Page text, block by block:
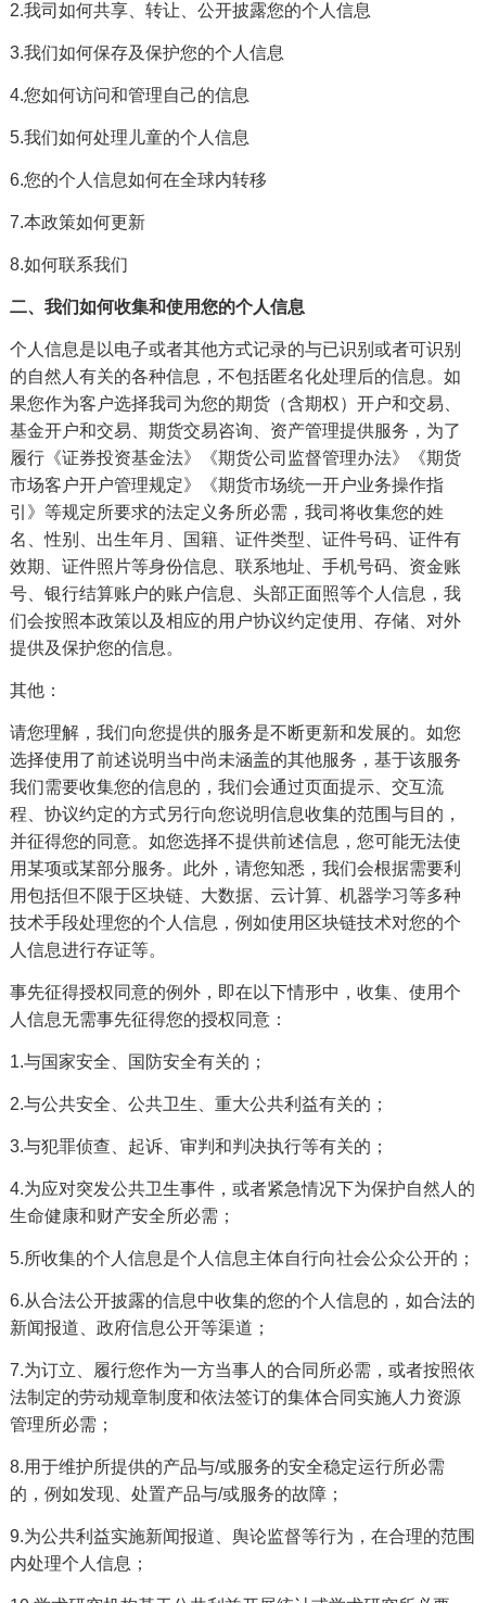
2.我司如何共享、转让、公开披露您的个人信息
3.我们如何保存及保护您的个人信息
4.您如何访问和管理自己的信息
5.我们如何处理儿童的个人信息
6.您的个人信息如何在全球内转移
7.本政策如何更新
8.如何联系我们
二、我们如何收集和使用您的个人信息
个人信息是以电子或者其他方式记录的与已识别或者可识别
的自然人有关的各种信息，不包括匿名化处理后的信息。如
果您作为客户选择我司为您的期货（含期权）开户和交易、
基金开户和交易、期货交易咨询、资产管理提供服务，为了
履行《证券投资基金法》《期货公司监督管理办法》《期货
市场客户开户管理规定》《期货市场统一开户业务操作指
引》等规定所要求的法定义务所必需，我司将收集您的姓
名、性别、出生年月、国籍、证件类型、证件号码、证件有
效期、证件照片等身份信息、联系地址、手机号码、资金账
号、银行结算账户的账户信息、头部正面照等个人信息，我
们会按照本政策以及相应的用户协议约定使用、存储、对外
提供及保护您的信息。
其他：
请您理解，我们向您提供的服务是不断更新和发展的。如您
选择使用了前述说明当中尚未涵盖的其他服务，基于该服务
我们需要收集您的信息的，我们会通过页面提示、交互流
程、协议约定的方式另行向您说明信息收集的范围与目的，
并征得您的同意。如您选择不提供前述信息，您可能无法使
用某项或某部分服务。此外，请您知悉，我们会根据需要利
用包括但不限于区块链、大数据、云计算、机器学习等多种
技术手段处理您的个人信息，例如使用区块链技术对您的个
人信息进行存证等。
事先征得授权同意的例外，即在以下情形中，收集、使用个
人信息无需事先征得您的授权同意：
1.与国家安全、国防安全有关的；
2.与公共安全、公共卫生、重大公共利益有关的；
3.与犯罪侦查、起诉、审判和判决执行等有关的；
4.为应对突发公共卫生事件，或者紧急情况下为保护自然人的
生命健康和财产安全所必需；
5.所收集的个人信息是个人信息主体自行向社会公众公开的；
6.从合法公开披露的信息中收集的您的个人信息的，如合法的
新闻报道、政府信息公开等渠道；
7.为订立、履行您作为一方当事人的合同所必需，或者按照依
法制定的劳动规章制度和依法签订的集体合同实施人力资源
管理所必需；
8.用于维护所提供的产品与/或服务的安全稳定运行所必需
的，例如发现、处置产品与/或服务的故障；
9.为公共利益实施新闻报道、舆论监督等行为，在合理的范围
内处理个人信息；